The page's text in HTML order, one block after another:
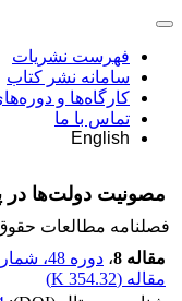
فهرست نشریات
سامانه نشر کتاب
کارگاه‌ها و
تماس با ما
English
مصونیت دولت‌ها در
فصلنامه مطالعات
مقاله 8
، دوره 48، شماره 1
مقاله (354.32 K
)